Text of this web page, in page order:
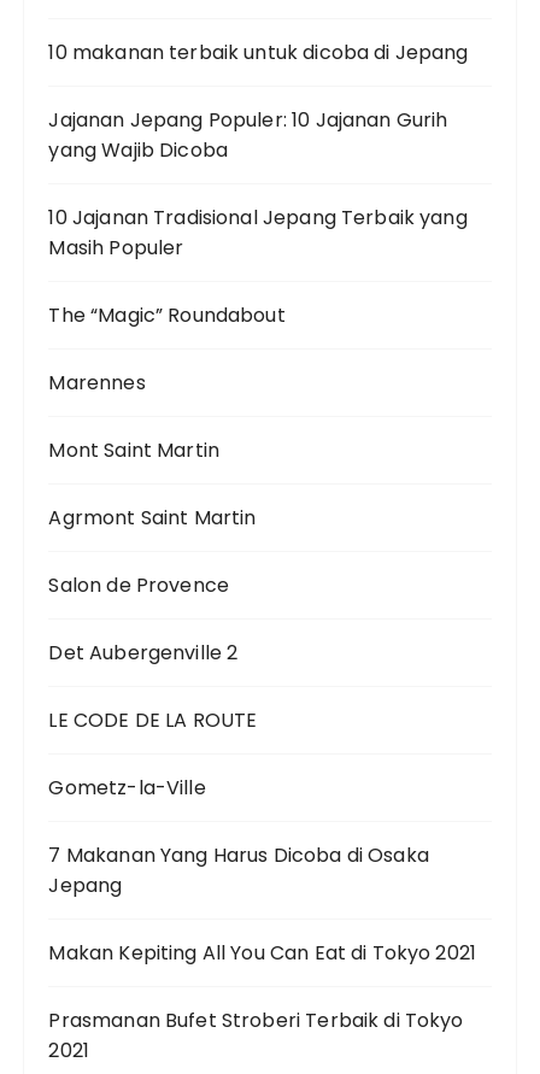
10 makanan terbaik untuk dicoba di Jepang
Jajanan Jepang Populer: 10 Jajanan Gurih
yang Wajib Dicoba
10 Jajanan Tradisional Jepang Terbaik yang
Masih Populer
The “Magic” Roundabout
Marennes
Mont Saint Martin
Agrmont Saint Martin
Salon de Provence
Det Aubergenville 2
LE CODE DE LA ROUTE
Gometz-la-Ville
7 Makanan Yang Harus Dicoba di Osaka
Jepang
Makan Kepiting All You Can Eat di Tokyo 2021
Prasmanan Bufet Stroberi Terbaik di Tokyo
2021